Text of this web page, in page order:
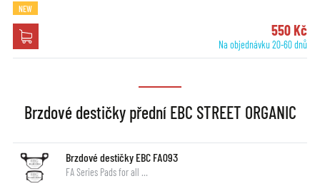
NEW
550 Kč
Na objednávku 20-60 dnů
Brzdové destičky přední EBC STREET ORGANIC
Brzdové destičky EBC FA093
FA Series Pads for all …